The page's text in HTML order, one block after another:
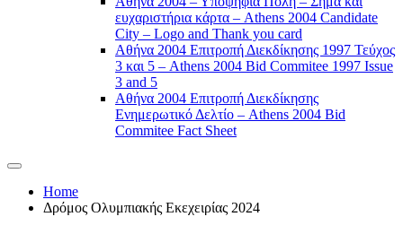
ευχαριστήρια κάρτα – Athens 2004 Candidate
City – Logo and Thank you card
Αθήνα 2004 Επιτροπή Διεκδίκησης 1997 Τεύχος
3 και 5 – Athens 2004 Bid Commitee 1997 Issue
3 and 5
Αθήνα 2004 Επιτροπή Διεκδίκησης
Ενημερωτικό Δελτίο – Athens 2004 Bid
Commitee Fact Sheet
Home
Δρόμος Ολυμπιακής Εκεχειρίας 2024